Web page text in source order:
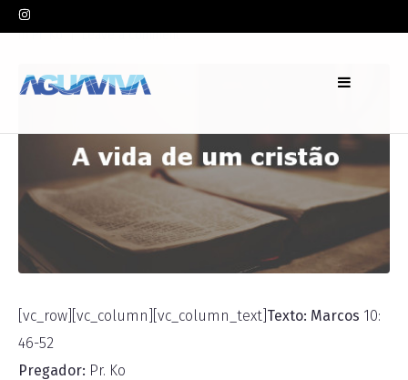
InPr. Ko Leave a comment
[vc_row][vc_column][vc_column_text] Texto: Marcos 10:
46-52
Pregador: Pr. Ko